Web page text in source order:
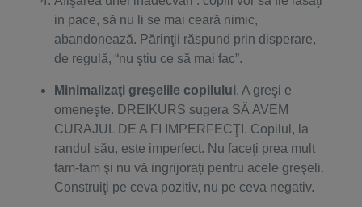
in pace, să nu li se mai ceară nimic,
abandonează. Părinţii răspund prin disperare,
de regulă, “nu ştiu ce să mai fac”.
Minimalizaţi greşelile copilului. A greşi e
omeneşte. DREIKURS sugera SĂ AVEM
CURAJUL DE A FI IMPERFECŢI. Copilul, la
randul său, este imperfect. Nu faceţi prea mult
tam-tam şi nu vă ingrijoraţi pentru acele greşeli.
Construiţi pe ceva pozitiv, nu pe ceva negativ.